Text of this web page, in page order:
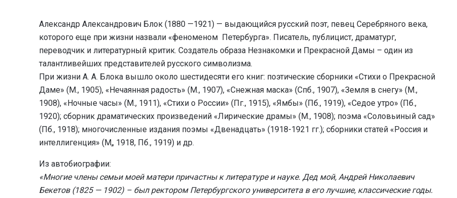
Александр Александрович Блок (1880 —1921) — выдающийся русский поэт, певец Серебряного века,
которого еще при жизни назвали «феноменом Петербурга». Писатель, публицист, драматург,
переводчик и литературный критик. Создатель образа Незнакомки и Прекрасной Дамы – один из
талантливейших представителей русского символизма.
При жизни А. А. Блока вышло около шестидесяти его книг: поэтические сборники «Стихи о Прекрасной
Даме» (М., 1905), «Нечаянная радость» (М., 1907), «Снежная маска» (Спб., 1907), «Земля в снегу» (М.,
1908), «Ночные часы» (М., 1911), «Стихи о России» (Пг., 1915), «Ямбы» (Пб., 1919), «Седое утро» (Пб.,
1920); сборник драматических произведений «Лирические драмы» (М., 1908); поэма «Соловьиный сад»
(Пб., 1918); многочисленные издания поэмы «Двенадцать» (1918-1921 гг.); сборники статей «Россия и
интеллигенция» (М„ 1918, Пб., 1919) и др.
Из автобиографии:
«Многие члены семьи моей матери причастны к литературе и науке. Дед мой, Андрей Николаевич
Бекетов (1825 — 1902) – был ректором Петербургского университета в его лучшие, классические годы.